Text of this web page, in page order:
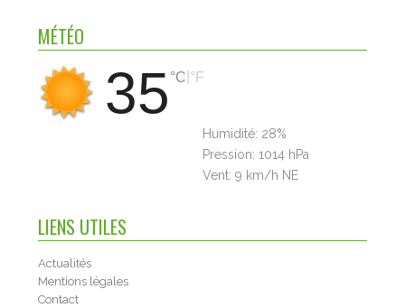
MÉTÉO
35 °C °F
Humidité: 28%
Pression: 1014 hPa
Vent: 9 km/h NE
LIENS UTILES
Actualités
Mentions légales
Contact